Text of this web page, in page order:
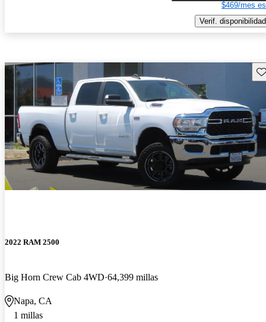
$469/mes
Verif. disponibilidad
2022 RAM 2500
Big Horn Crew Cab 4WD 64,399 millas
Napa, CA
1 millas